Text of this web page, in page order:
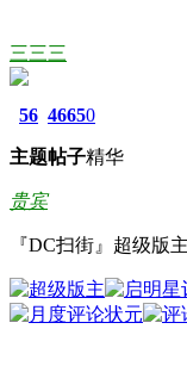
三三三
56
主题
4665
帖子
0
精华
贵宾
『DC扫街』超级版